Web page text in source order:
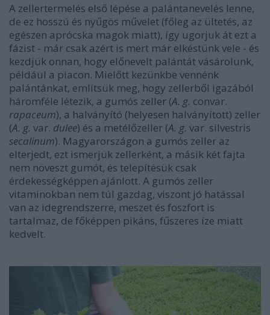
A zellertermelés első lépése a palántanevelés lenne,
de ez hosszú és nyűgös művelet (főleg az ültetés, az
egészen aprócska magok miatt), így ugorjuk át ezt a
fázist - már csak azért is mert már elkéstünk vele - és
kezdjük onnan, hogy előnevelt palántát vásárolunk,
például a piacon. Mielőtt kezünkbe vennénk
palántánkat, említsük meg, hogy zellerből igazából
háromféle létezik, a gumós zeller (A. g. convar.
rapaceum), a halványító (helyesen halványított) zeller
(A. g. var. dulee) és a metélőzeller (A. g. var. silvestris
secalinum). Magyarországon a gumós zeller az
elterjedt, ezt ismerjük zellerként, a másik két fajta
nem növeszt gumót, és telepítésük csak
érdekességképpen ajánlott. A gumós zeller
vitaminokban nem túl gazdag, viszont jó hatással
van az idegrendszerre, meszet és foszfort is
tartalmaz, de főképpen pikáns, fűszeres íze miatt
kedvelt.